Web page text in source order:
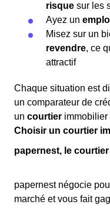
risque sur les
Ayez un
Misez sur un
revendre, ce
attractif
Chaque situation est
un comparateur de
un courtier immobilier
Choisir un courtier
papernest, le
papernest négocie
marché et vous fait